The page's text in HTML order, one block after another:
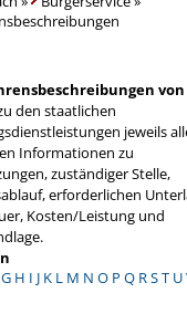
von
den staatlichen
jeweils
Informationen zu
zuständiger Stelle,
erforderlichen
Kosten/Leistung und
G H I J K L M N O P Q RST U